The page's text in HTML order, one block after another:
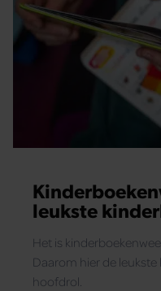
leukste
Het is
Daarom hier de
hoofdrol.